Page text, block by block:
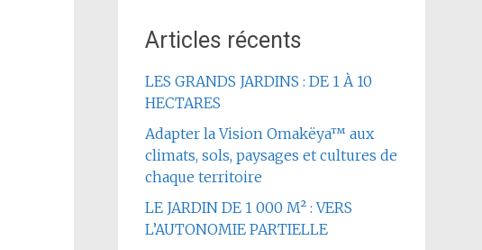
Articles récents
LES GRANDS JARDINS : DE 1 À 10
HECTARES
Adapter la Vision Omakëya™ aux
climats, sols, paysages et cultures de
chaque territoire
LE JARDIN DE 1 000 M² : VERS
L’AUTONOMIE PARTIELLE